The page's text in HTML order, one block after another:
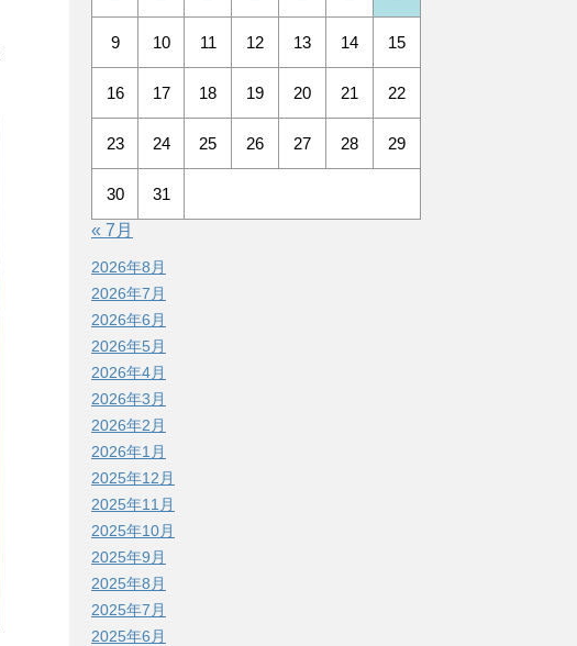
9 10 11 12 13 14 15
16 17 18 19 20 21 22
23 24 25 26 27 28 29
30
31
« 7月
2026年8月
2026年7月
2026年6月
2026年5月
2026年4月
2026年3月
2026年2月
2026年1月
2025年12月
2025年11月
2025年10月
2025年9月
2025年8月
2025年7月
2025年6月